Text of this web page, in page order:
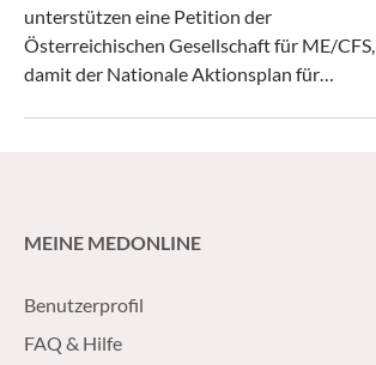
unterstützen eine Petition der
Österreichischen Gesellschaft für ME/CFS,
damit der Nationale Aktionsplan für
MEINE MEDONLINE
Benutzerprofil
FAQ & Hilfe